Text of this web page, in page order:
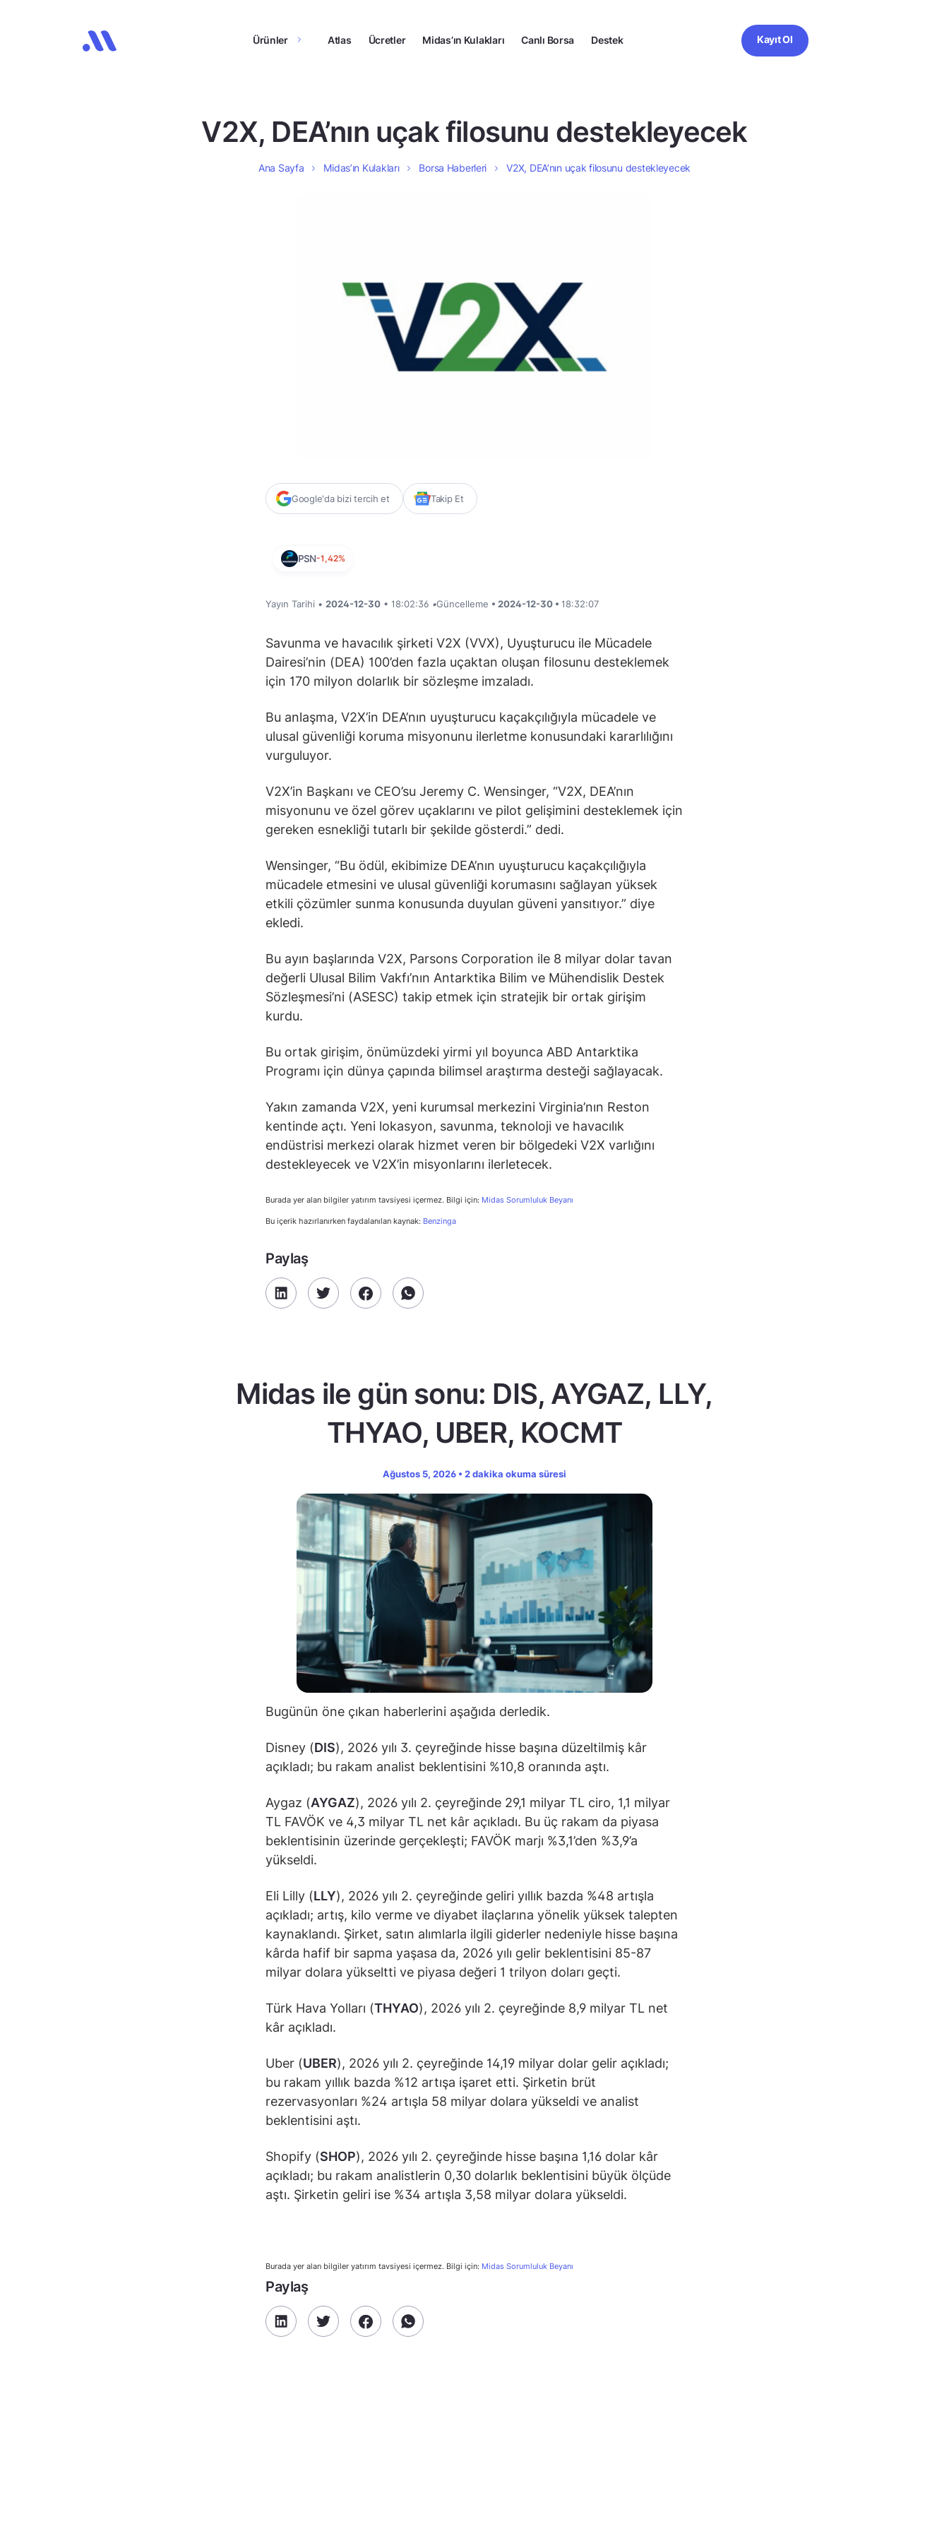
Ürünler Atlas Ücretler Midas’ın Kulakları Canlı Borsa Destek Kayıt Ol
V2X, DEA’nın uçak filosunu destekleyecek
Ana Sayfa Midas’ın Kulakları Borsa Haberleri V2X, DEA’nın uçak filosunu destekleyecek
Google'da bizi tercih et Takip Et
PSN-1,42%
Yayın Tarihi • 2024-12-30 • 18:02:36 •Güncelleme • 2024-12-30 • 18:32:07
Savunma ve havacılık şirketi V2X (VVX), Uyuşturucu ile Mücadele
Dairesi’nin (DEA) 100’den fazla uçaktan oluşan filosunu desteklemek
için 170 milyon dolarlık bir sözleşme imzaladı.
Bu anlaşma, V2X’in DEA’nın uyuşturucu kaçakçılığıyla mücadele ve
ulusal güvenliği koruma misyonunu ilerletme konusundaki kararlılığını
vurguluyor.
V2X’in Başkanı ve CEO’su Jeremy C. Wensinger, “V2X, DEA’nın
misyonunu ve özel görev uçaklarını ve pilot gelişimini desteklemek için
gereken esnekliği tutarlı bir şekilde gösterdi.” dedi.
Wensinger, “Bu ödül, ekibimize DEA’nın uyuşturucu kaçakçılığıyla
mücadele etmesini ve ulusal güvenliği korumasını sağlayan yüksek
etkili çözümler sunma konusunda duyulan güveni yansıtıyor.” diye
ekledi.
Bu ayın başlarında V2X, Parsons Corporation ile 8 milyar dolar tavan
değerli Ulusal Bilim Vakfı’nın Antarktika Bilim ve Mühendislik Destek
Sözleşmesi’ni (ASESC) takip etmek için stratejik bir ortak girişim
kurdu.
Bu ortak girişim, önümüzdeki yirmi yıl boyunca ABD Antarktika
Programı için dünya çapında bilimsel araştırma desteği sağlayacak.
Yakın zamanda V2X, yeni kurumsal merkezini Virginia’nın Reston
kentinde açtı. Yeni lokasyon, savunma, teknoloji ve havacılık
endüstrisi merkezi olarak hizmet veren bir bölgedeki V2X varlığını
destekleyecek ve V2X’in misyonlarını ilerletecek.
Burada yer alan bilgiler yatırım tavsiyesi içermez. Bilgi için: Midas Sorumluluk Beyanı
Bu içerik hazırlanırken faydalanılan kaynak: Benzinga
Paylaş
Midas ile gün sonu: DIS, AYGAZ, LLY,
THYAO, UBER, KOCMT
Ağustos 5, 2026 • 2 dakika okuma süresi
Bugünün öne çıkan haberlerini aşağıda derledik.
Disney (DIS), 2026 yılı 3. çeyreğinde hisse başına düzeltilmiş kâr
açıkladı; bu rakam analist beklentisini %10,8 oranında aştı.
Aygaz (AYGAZ), 2026 yılı 2. çeyreğinde 29,1 milyar TL ciro, 1,1 milyar
TL FAVÖK ve 4,3 milyar TL net kâr açıkladı. Bu üç rakam da piyasa
beklentisinin üzerinde gerçekleşti; FAVÖK marjı %3,1’den %3,9’a
yükseldi.
Eli Lilly (LLY), 2026 yılı 2. çeyreğinde geliri yıllık bazda %48 artışla
açıkladı; artış, kilo verme ve diyabet ilaçlarına yönelik yüksek talepten
kaynaklandı. Şirket, satın alımlarla ilgili giderler nedeniyle hisse başına
kârda hafif bir sapma yaşasa da, 2026 yılı gelir beklentisini 85-87
milyar dolara yükseltti ve piyasa değeri 1 trilyon doları geçti.
Türk Hava Yolları (THYAO), 2026 yılı 2. çeyreğinde 8,9 milyar TL net
kâr açıkladı.
Uber (UBER), 2026 yılı 2. çeyreğinde 14,19 milyar dolar gelir açıkladı;
bu rakam yıllık bazda %12 artışa işaret etti. Şirketin brüt
rezervasyonları %24 artışla 58 milyar dolara yükseldi ve analist
beklentisini aştı.
Shopify (SHOP), 2026 yılı 2. çeyreğinde hisse başına 1,16 dolar kâr
açıkladı; bu rakam analistlerin 0,30 dolarlık beklentisini büyük ölçüde
aştı. Şirketin geliri ise %34 artışla 3,58 milyar dolara yükseldi.
Burada yer alan bilgiler yatırım tavsiyesi içermez. Bilgi için: Midas Sorumluluk Beyanı
Paylaş